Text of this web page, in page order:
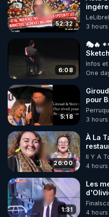
🌱 INSTAGRAM
https://
http://rgnr.li/instagram
🌱 LA NEWSLETTER
Pour ne pas rater
http://rgnr.li/news
🌱 VIDÉOS NON
Toutes les vidéos
http://rgnr.li/odysee
🌱 LES STAGES EN
http://rgnr.li/stages
52:32
3
6:08
🎭🔥
🏆💰**
Infos
One
5:18
pour
3
26:00
À La
dans
Il Y A
4
1:31
Les
4